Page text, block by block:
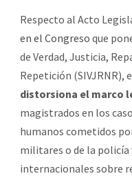
Respecto al Acto
en el Congreso que
de Verdad, Justicia,
Repetición (SIVJRNR),
distorsiona el marco
magistrados en los
humanos cometidos
militares o de la policía
internacionales sobre